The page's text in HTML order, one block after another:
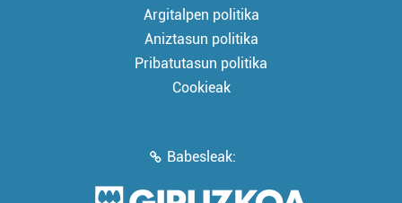
Argitalpen politika
Aniztasun politika
Pribatutasun politika
Cookieak
Babesleak: